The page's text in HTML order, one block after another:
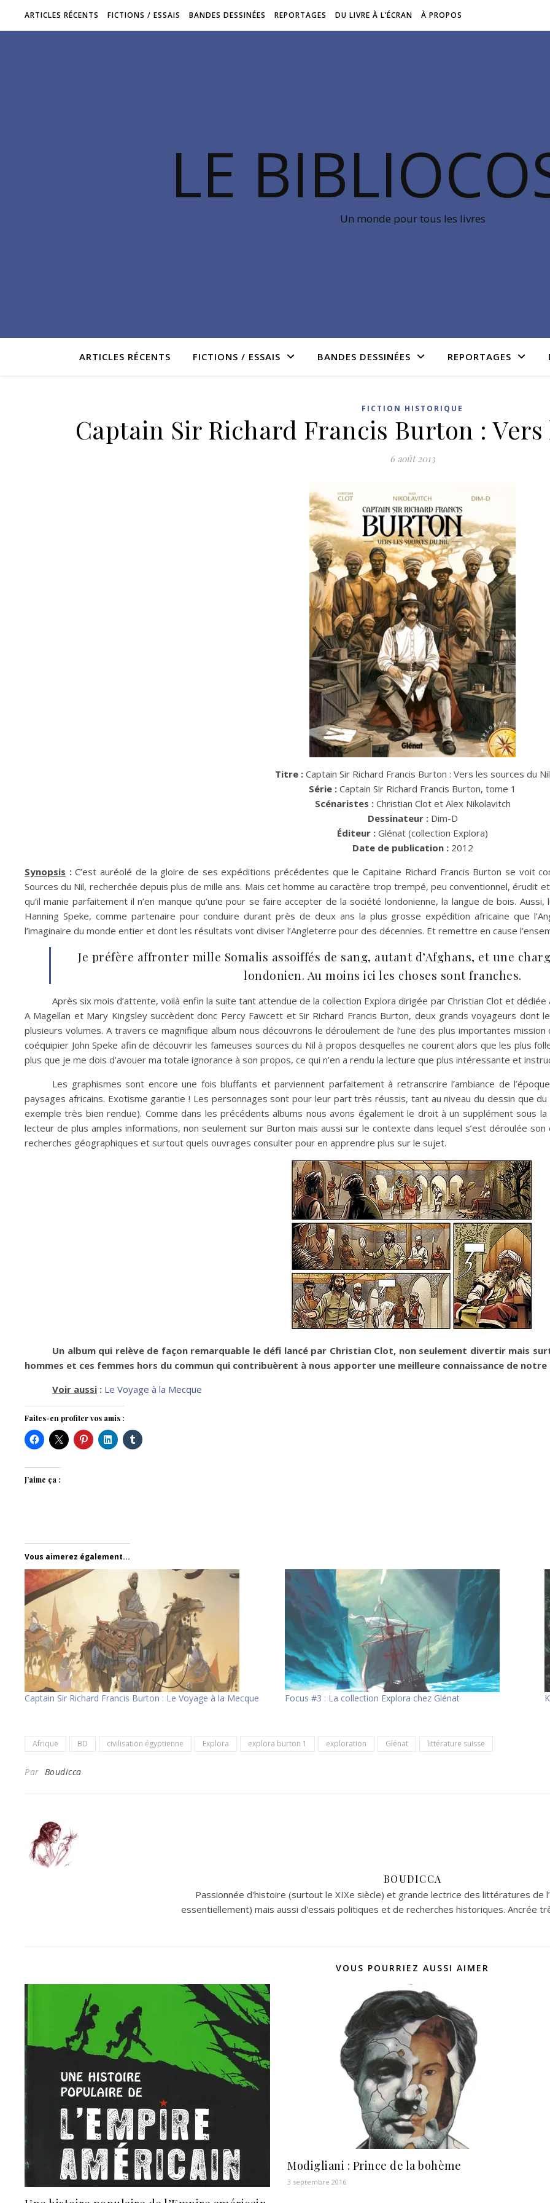
ARTICLES RÉCENTS FICTIONS / ESSAIS BANDES DESSINÉES REPORTAGES DU LIVRE À L’ÉCRAN À PROPOS
LE
Un monde pour tous les livres
ARTICLES RÉCENTS FICTIONS / ESSAIS BANDES DESSINÉES REPORTAGES
FICTION HISTORIQUE
Captain Sir Richard Francis Burton :
6 août 2013
Titre : Captain Sir Richard Francis Burton : Vers les sources du Nil
Série : Captain Sir Richard Francis Burton, tome 1
Scénaristes : Christian Clot et Alex Nikolavitch
Dessinateur : Dim-D
Éditeur : Glénat (collection Explora)
Date de publication : 2012
Synopsis :C’est auréolé de la gloire de ses expéditions précédentes que le Capitaine Richard Francis Burton se voit
Sources du Nil, recherchée depuis plus de mille ans. Mais cet homme au caractère trop trempé, peu conventionnel, érudit
qu’il manie parfaitement il n’en manque qu’une pour se faire accepter de la société londonienne, la langue de bois.
Hanning Speke, comme partenaire pour conduire durant près de deux ans la plus grosse expédition africaine que
l’imaginaire du monde entier et dont les résultats vont diviser l’Angleterre pour des décennies. Et remettre en cause
Je préfère affronter mille Somalis assoiffés de sang, autant d’Afghans, et une
londonien. Au moins ici les choses sont franches.
Après six mois d’attente, voilà enfin la suite tant attendue de la collection Explora dirigée par Christian Clot et
A Magellan et Mary Kingsley succèdent donc Percy Fawcett et Sir Richard Francis Burton, deux grands voyageurs
plusieurs volumes. A travers ce magnifique album nous découvrons le déroulement de l’une des plus importantes
coéquipier John Speke afin de découvrir les fameuses sources du Nil à propos desquelles ne courent alors que les plus
plus que je me dois d’avouer ma totale ignorance à son propos, ce qui n’en a rendu la lecture que plus intéressante et
Les graphismes sont encore une fois bluffants et parviennent parfaitement à retranscrire l’ambiance de
paysages africains. Exotisme garantie ! Les personnages sont pour leur part très réussis, tant au niveau du dessin que
exemple très bien rendue). Comme dans les précédents albums nous avons également le droit à un supplément sous
lecteur de plus amples informations, non seulement sur Burton mais aussi sur le contexte dans lequel s’est déroulée
recherches géographiques et surtout quels ouvrages consulter pour en apprendre plus sur le sujet.
Un album qui relève de façon remarquable le défi lancé par Christian Clot, non seulement divertir mais
hommes et ces femmes hors du commun qui contribuèrent à nous apporter une meilleure connaissance de
Voir aussi : Le Voyage à la Mecque
Faites-en profiter vos amis :
J’aime ça :
Vous aimerez également...
Captain Sir Richard Francis Burton : Le Voyage à la Mecque Focus #3 : La collection Explora chez Glénat
Afrique BD civilisation égyptienne Explora explora burton 1 exploration Glénat littérature suisse
Par Boudicca
BOUDICCA
Passionnée d'histoire (surtout le XIXe siècle) et grande lectrice des littératures de
essentiellement) mais aussi d'essais politiques et de recherches historiques. Ancrée
VOUS POURRIEZ AUSSI AIMER
Modigliani : Prince de la bohème
3 septembre 2016